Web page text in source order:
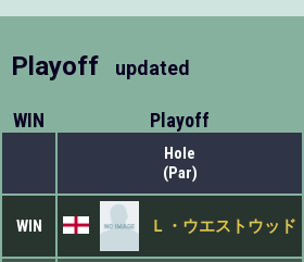
Playoff updated
WIN Playoff
Hole
(Par)
WIN Ｌ・ウエストウッド